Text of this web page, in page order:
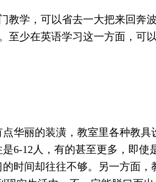
教学，可以省去一大把来回奔
至少在英语学习这一方面，可
华丽的装潢，教室里各种教
是6-12人，有的甚至更多，即使
时间却往往不够。另一方面